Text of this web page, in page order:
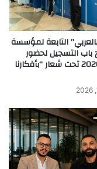
التابعة لمؤسسة
باب التسجيل لحضور
ملتقى 2026 تحت شعار “بأفكارنا